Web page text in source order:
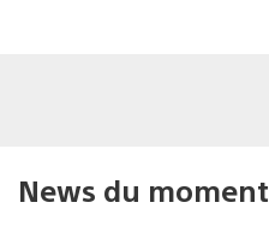
News du moment